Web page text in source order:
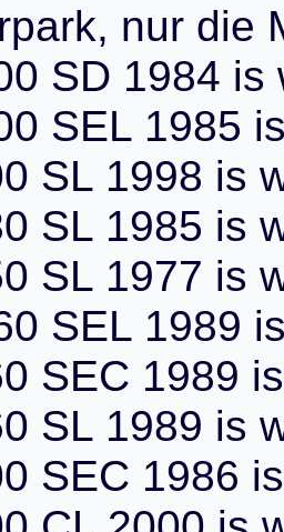
rpark, nur die
0 SD 1984 is
0 SEL 1985 i
0 SL 1998 is
0 SL 1985 is
0 SL 1977 is
0 SEL 1989 i
0 SEC 1989 is
0 SL 1989 is
0 SEC 1986 is